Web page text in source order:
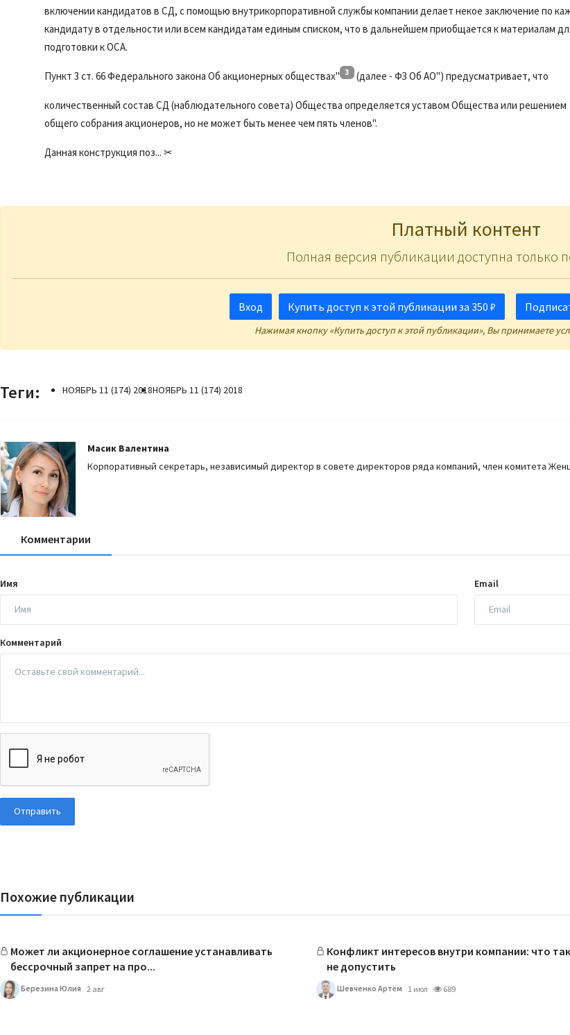
включении кандидатов в СД, с помощью внутрикорпоративной службы компании делает некое заключение по
кандидату в отдельности или всем кандидатам единым списком, что в дальнейшем приобщается к материалам
подготовки к ОСА.
Пункт 3 ст. 66 Федерального закона Об акционерных обществах" 3 (далее - ФЗ Об АО") предусматривает, что
количественный состав СД (наблюдательного совета) Общества определяется уставом Общества или решением
общего собрания акционеров, но не может быть менее чем пять членов".
Данная конструкция поз... ✂
Платный контент
Полная версия публикации доступна только
Вход Купить доступ к этой публикации за 350 ₽
Нажимая кнопку «Купить доступ к этой публикации», Вы принимаете
Теги: НОЯБРЬ 11 (174) 2018НОЯБРЬ 11 (174) 2018
Масик Валентина
Корпоративный секретарь, независимый директор в совете директоров ряда компаний, член комитета
Комментарии
Имя Email
Комментарий
Отправить
Похожие публикации
Может ли акционерное соглашение устанавливать
бессрочный запрет на про...
Березина Юлия 2 авг
Конфликт интересов внутри компании: что
не допустить
Шевченко Артём 1 июл 689